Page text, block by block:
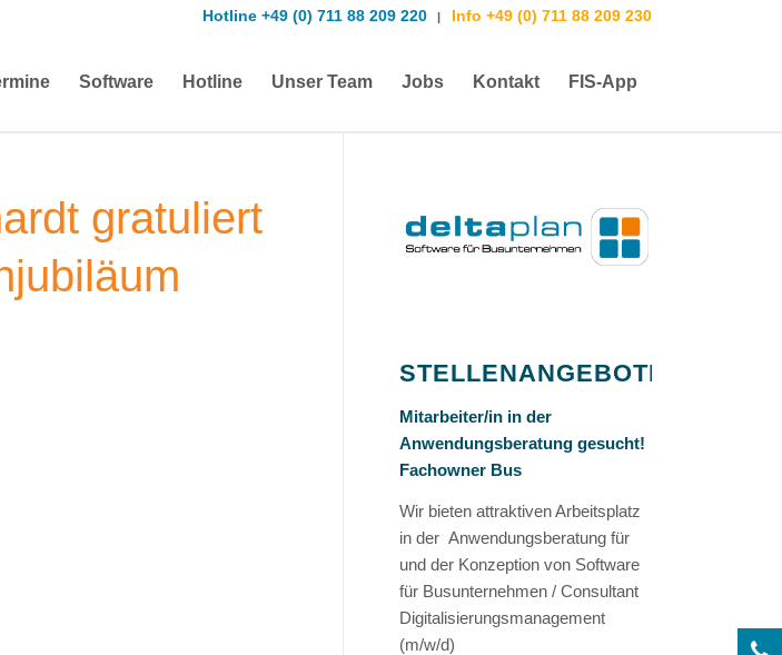
Hotline +49 (0) 711 88 209 220| Info +49 (0) 711 88 209 230
Software Hotline Unser Team Jobs Kontakt FIS-App
gratuliert
STELLENANGEBOTE
Mitarbeiter/in in der
Anwendungsberatung gesucht!
Fachowner Bus
Wir bieten attraktiven Arbeitsplatz
in der Anwendungsberatung für
und der Konzeption von Software
für Busunternehmen / Consultant
Digitalisierungsmanagement
(m/w/d)